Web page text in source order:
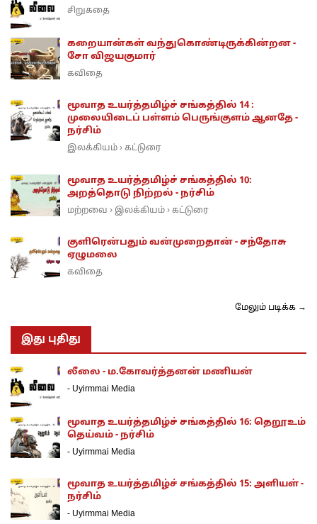
சிறுகதை
கறையான்கள் வந்துகொண்டிருக்கின்றன -
சோ விஜயகுமார்
கவிதை
மூவாத உயர்த்தமிழ்ச் சங்கத்தில் 14 :
முலையிடைப் பள்ளம் பெருங்குளம் ஆனதே -
நர்சிம்
இலக்கியம் › கட்டுரை
மூவாத உயர்த்தமிழ்ச் சங்கத்தில் 10:
அறத்தொடு நிற்றல் - நர்சிம்
மற்றவை › இலக்கியம் › கட்டுரை
குளிரென்பதும் வன்முறைதான் - சந்தோசு
ஏழுமலை
கவிதை
மேலும் படிக்க →
இது புதிது
லீலை - ம.கோவர்த்தனன் மணியன்
- Uyirmmai Media
மூவாத உயர்த்தமிழ்ச் சங்கத்தில் 16: தெறூஉம்
தெய்வம் - நர்சிம்
- Uyirmmai Media
மூவாத உயர்த்தமிழ்ச் சங்கத்தில் 15: அளியள் -
நர்சிம்
- Uyirmmai Media